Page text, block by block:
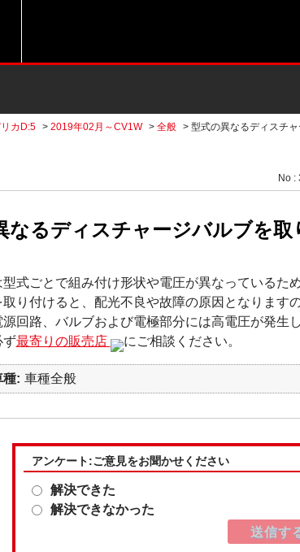
カD:5 > 2019年02月～CV1W > 全般 > 型式の異なるディスチ
No :
なるディスチャージバルブを取
式ごとで組み付け形状や電圧が異なっているた
り付けると、配光不良や故障の原因となります
源回路、バルブおよび電極部分には高電圧が発生
ず最寄りの販売店 にご相談ください。
種 車種全般
アンケート:ご意見をお聞かせください
解決できた
解決できなかった